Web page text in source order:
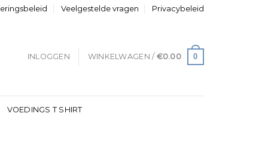
Veelgestelde vragen Privacybeleid
INLOGGEN WINKELWAGEN / €0.00 0
VOEDINGS T SHIRT